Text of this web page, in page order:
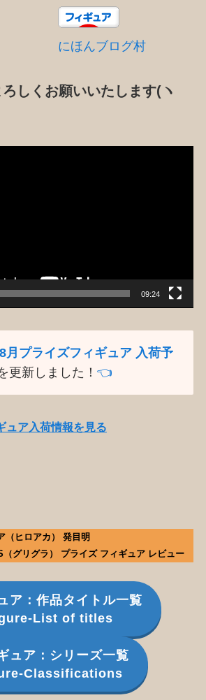
にほんブログ村
しくお願いいたします(ヽ
09:24
月プライズフィギュア 入荷予
更新しました！👈️
ュア入荷情報を見る
（ヒロアカ） 発目明
グリグラ） プライズ フィギュア レビュー
ア：作品タイトル一覧
List of titles
ュア：シリーズ一覧
Classifications